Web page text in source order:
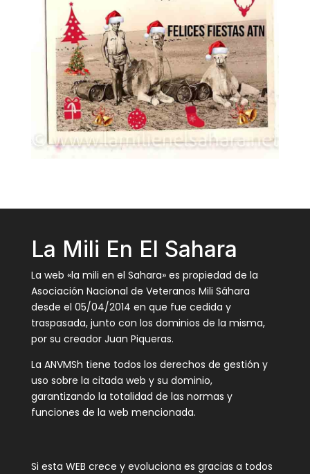
La Mili En El Sahara
La web «la mili en el Sahara» es propiedad de la
Asociación Nacional de Veteranos Mili Sáhara
desde el 05/04/2014 en que fue cedida y
traspasada, junto con los dominios de la misma,
por su creador Juan Piqueras.
La ANVMSh tiene todos los derechos de gestión y
uso sobre la citada web y su dominio,
garantizando la totalidad de las normas y
funciones de la web mencionada.
Si esta WEB crece y evoluciona es gracias a todos